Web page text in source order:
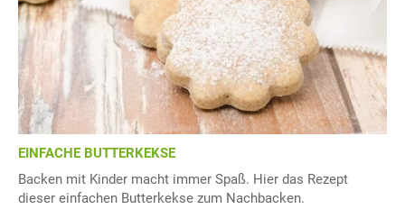
EINFACHE BUTTERKEKSE
Backen mit Kinder macht immer Spaß. Hier das Rezept
dieser einfachen Butterkekse zum Nachbacken.